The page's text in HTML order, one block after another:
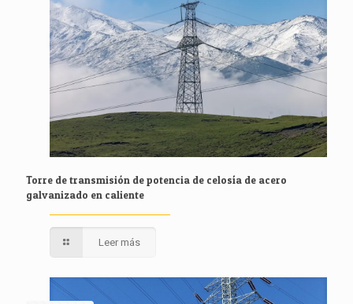
Torre de transmisión de potencia de celosía de acero
galvanizado en caliente
Leer más